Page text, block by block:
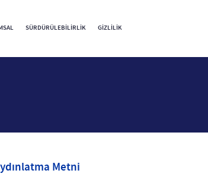
SÜRDÜRÜLEBILIRLIK GIZLILIK
Metni